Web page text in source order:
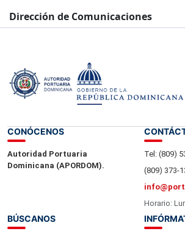
Dirección de Comunicaciones
CONÓCENOS
Autoridad Portuaria
Dominicana (APORDOM).
Tel: (809)
(809) 373-
Horario:
BÚSCANOS